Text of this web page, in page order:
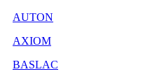
AUTON
AXIOM
BASLAC